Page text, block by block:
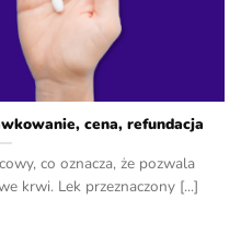
cena, refundacja
co oznacza, że pozwala
krwi. Lek przeznaczony [...]